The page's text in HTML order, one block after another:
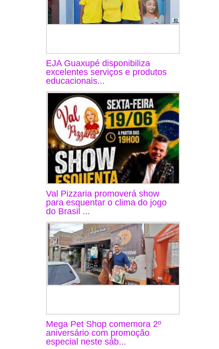
EJA Guaxupé disponibiliza
excelentes serviços e produtos
educacionais...
Val Pizzaria promoverá show
para esquentar o clima do jogo
do Brasil ...
Mega Pet Shop comemora 2º
aniversário com promoção
especial neste sáb...